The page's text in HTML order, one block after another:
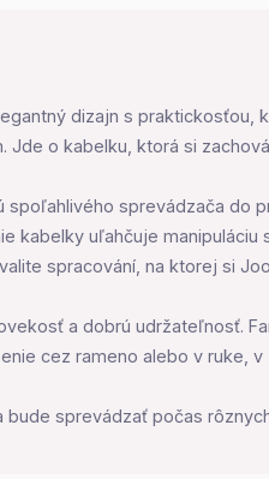
dizajn s
o kabelku, ktorá si
sprevádzača do
kabelky uľahčuje
spracování, na ktorej si
a dobrú udržateľnosť.
cez rameno alebo v ruke,
sprevádzať počas